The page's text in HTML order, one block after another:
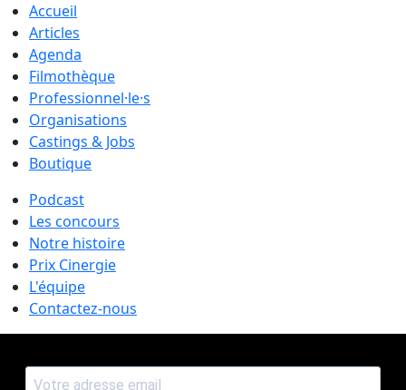
Accueil
Articles
Agenda
Filmothèque
Professionnel·le·s
Organisations
Castings & Jobs
Boutique
Podcast
Les concours
Notre histoire
Prix Cinergie
L'équipe
Contactez-nous